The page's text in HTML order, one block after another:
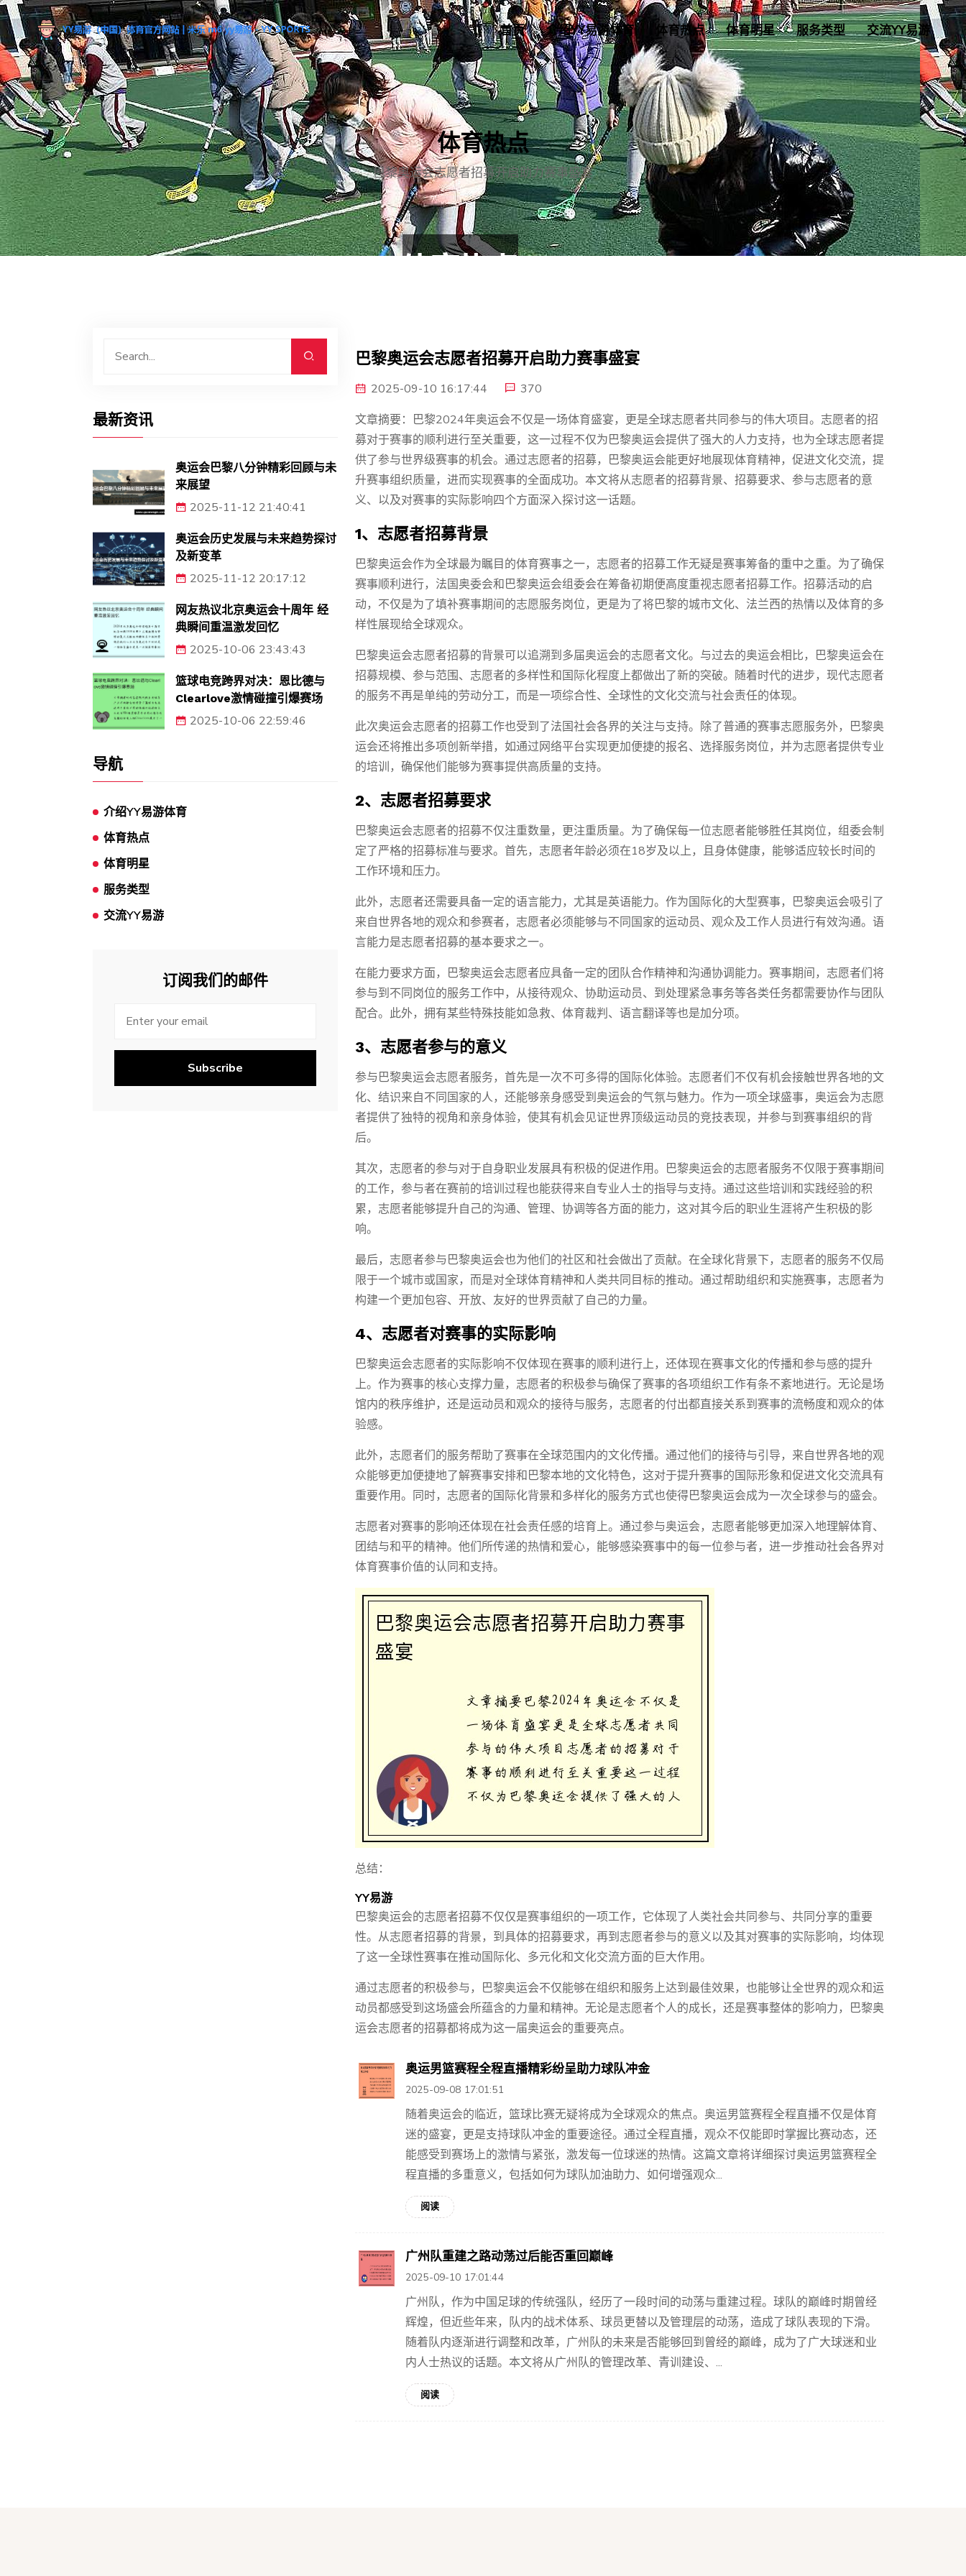
首页 介绍YY易游体育 体育热点 体育明星 服务类型 交流YY易游
体育热点
巴黎奥运会志愿者招募开启助力赛事盛宴
最新资讯
奥运会巴黎八分钟精彩回顾与未
来展望
2025-11-12 21:40:41
奥运会历史发展与未来趋势探讨
及新变革
2025-11-12 20:17:12
网友热议北京奥运会十周年 经
典瞬间重温激发回忆
2025-10-06 23:43:43
篮球电竞跨界对决：恩比德与
Clearlove激情碰撞引爆赛场
2025-10-06 22:59:46
导航
介绍YY易游体育
体育热点
体育明星
服务类型
交流YY易游
订阅我们的邮件
Subscribe
巴黎奥运会志愿者招募开启助力赛事盛宴
2025-09-10 16:17:44
370
文章摘要：巴黎2024年奥运会不仅是一场体育盛宴，更是全球志愿者共同参与的伟大项目。志愿者的招
募对于赛事的顺利进行至关重要，这一过程不仅为巴黎奥运会提供了强大的人力支持，也为全球志愿者提
供了参与世界级赛事的机会。通过志愿者的招募，巴黎奥运会能更好地展现体育精神，促进文化交流，提
升赛事组织质量，进而实现赛事的全面成功。本文将从志愿者的招募背景、招募要求、参与志愿者的意
义、以及对赛事的实际影响四个方面深入探讨这一话题。
1、志愿者招募背景
巴黎奥运会作为全球最为瞩目的体育赛事之一，志愿者的招募工作无疑是赛事筹备的重中之重。为了确保
赛事顺利进行，法国奥委会和巴黎奥运会组委会在筹备初期便高度重视志愿者招募工作。招募活动的启
动，不仅是为了填补赛事期间的志愿服务岗位，更是为了将巴黎的城市文化、法兰西的热情以及体育的多
样性展现给全球观众。
巴黎奥运会志愿者招募的背景可以追溯到多届奥运会的志愿者文化。与过去的奥运会相比，巴黎奥运会在
招募规模、参与范围、志愿者的多样性和国际化程度上都做出了新的突破。随着时代的进步，现代志愿者
的服务不再是单纯的劳动分工，而是一项综合性、全球性的文化交流与社会责任的体现。
此次奥运会志愿者的招募工作也受到了法国社会各界的关注与支持。除了普通的赛事志愿服务外，巴黎奥
运会还将推出多项创新举措，如通过网络平台实现更加便捷的报名、选择服务岗位，并为志愿者提供专业
的培训，确保他们能够为赛事提供高质量的支持。
2、志愿者招募要求
巴黎奥运会志愿者的招募不仅注重数量，更注重质量。为了确保每一位志愿者能够胜任其岗位，组委会制
定了严格的招募标准与要求。首先，志愿者年龄必须在18岁及以上，且身体健康，能够适应较长时间的
工作环境和压力。
此外，志愿者还需要具备一定的语言能力，尤其是英语能力。作为国际化的大型赛事，巴黎奥运会吸引了
来自世界各地的观众和参赛者，志愿者必须能够与不同国家的运动员、观众及工作人员进行有效沟通。语
言能力是志愿者招募的基本要求之一。
在能力要求方面，巴黎奥运会志愿者应具备一定的团队合作精神和沟通协调能力。赛事期间，志愿者们将
参与到不同岗位的服务工作中，从接待观众、协助运动员、到处理紧急事务等各类任务都需要协作与团队
配合。此外，拥有某些特殊技能如急救、体育裁判、语言翻译等也是加分项。
3、志愿者参与的意义
参与巴黎奥运会志愿者服务，首先是一次不可多得的国际化体验。志愿者们不仅有机会接触世界各地的文
化、结识来自不同国家的人，还能够亲身感受到奥运会的气氛与魅力。作为一项全球盛事，奥运会为志愿
者提供了独特的视角和亲身体验，使其有机会见证世界顶级运动员的竞技表现，并参与到赛事组织的背
后。
其次，志愿者的参与对于自身职业发展具有积极的促进作用。巴黎奥运会的志愿者服务不仅限于赛事期间
的工作，参与者在赛前的培训过程也能获得来自专业人士的指导与支持。通过这些培训和实践经验的积
累，志愿者能够提升自己的沟通、管理、协调等各方面的能力，这对其今后的职业生涯将产生积极的影
响。
最后，志愿者参与巴黎奥运会也为他们的社区和社会做出了贡献。在全球化背景下，志愿者的服务不仅局
限于一个城市或国家，而是对全球体育精神和人类共同目标的推动。通过帮助组织和实施赛事，志愿者为
构建一个更加包容、开放、友好的世界贡献了自己的力量。
4、志愿者对赛事的实际影响
巴黎奥运会志愿者的实际影响不仅体现在赛事的顺利进行上，还体现在赛事文化的传播和参与感的提升
上。作为赛事的核心支撑力量，志愿者的积极参与确保了赛事的各项组织工作有条不紊地进行。无论是场
馆内的秩序维护，还是运动员和观众的接待与服务，志愿者的付出都直接关系到赛事的流畅度和观众的体
验感。
此外，志愿者们的服务帮助了赛事在全球范围内的文化传播。通过他们的接待与引导，来自世界各地的观
众能够更加便捷地了解赛事安排和巴黎本地的文化特色，这对于提升赛事的国际形象和促进文化交流具有
重要作用。同时，志愿者的国际化背景和多样化的服务方式也使得巴黎奥运会成为一次全球参与的盛会。
志愿者对赛事的影响还体现在社会责任感的培育上。通过参与奥运会，志愿者能够更加深入地理解体育、
团结与和平的精神。他们所传递的热情和爱心，能够感染赛事中的每一位参与者，进一步推动社会各界对
体育赛事价值的认同和支持。
总结：
YY易游
巴黎奥运会的志愿者招募不仅仅是赛事组织的一项工作，它体现了人类社会共同参与、共同分享的重要
性。从志愿者招募的背景，到具体的招募要求，再到志愿者参与的意义以及其对赛事的实际影响，均体现
了这一全球性赛事在推动国际化、多元化和文化交流方面的巨大作用。
通过志愿者的积极参与，巴黎奥运会不仅能够在组织和服务上达到最佳效果，也能够让全世界的观众和运
动员都感受到这场盛会所蕴含的力量和精神。无论是志愿者个人的成长，还是赛事整体的影响力，巴黎奥
运会志愿者的招募都将成为这一届奥运会的重要亮点。
奥运男篮赛程全程直播精彩纷呈助力球队冲金
2025-09-08 17:01:51
随着奥运会的临近，篮球比赛无疑将成为全球观众的焦点。奥运男篮赛程全程直播不仅是体育
迷的盛宴，更是支持球队冲金的重要途径。通过全程直播，观众不仅能即时掌握比赛动态，还
能感受到赛场上的激情与紧张，激发每一位球迷的热情。这篇文章将详细探讨奥运男篮赛程全
程直播的多重意义，包括如何为球队加油助力、如何增强观众...
阅读
广州队重建之路动荡过后能否重回巅峰
2025-09-10 17:01:44
广州队，作为中国足球的传统强队，经历了一段时间的动荡与重建过程。球队的巅峰时期曾经
辉煌，但近些年来，队内的战术体系、球员更替以及管理层的动荡，造成了球队表现的下滑。
随着队内逐渐进行调整和改革，广州队的未来是否能够回到曾经的巅峰，成为了广大球迷和业
内人士热议的话题。本文将从广州队的管理改革、青训建设、...
阅读